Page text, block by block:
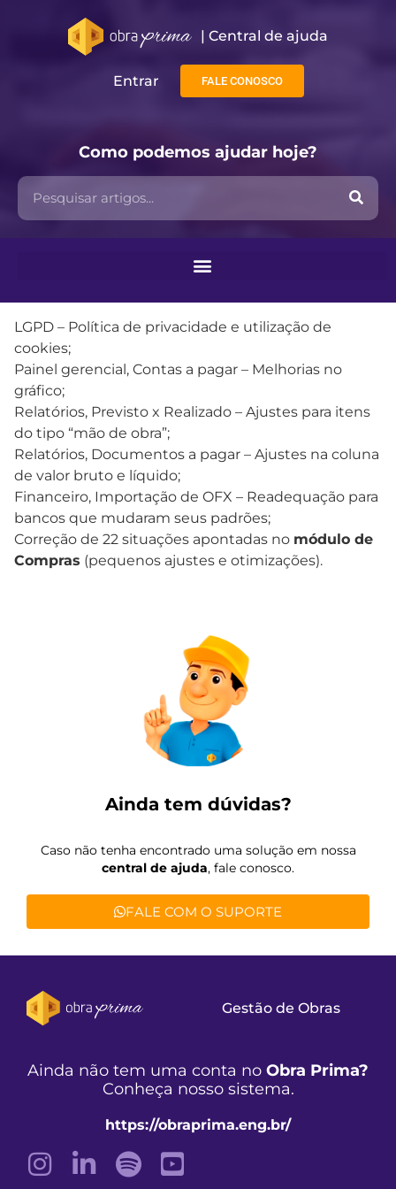
| Central de ajuda​
Entrar FALE CONOSCO
Como podemos ajudar hoje?
LGPD – Política de privacidade e utilização de
cookies;
Painel gerencial, Contas a pagar – Melhorias no
gráfico;
Relatórios, Previsto x Realizado – Ajustes para itens
do tipo “mão de obra”;
Relatórios, Documentos a pagar – Ajustes na coluna
de valor bruto e líquido;
Financeiro, Importação de OFX – Readequação para
bancos que mudaram seus padrões;
Correção de 22 situações apontadas no módulo de
Compras (pequenos ajustes e otimizações).
Ainda tem dúvidas?
Caso não tenha encontrado uma solução em nossa
central de ajuda, fale conosco.
FALE COM O SUPORTE
Gestão de Obras
Ainda não tem uma conta no Obra Prima?
Conheça nosso sistema.
https://obraprima.eng.br/